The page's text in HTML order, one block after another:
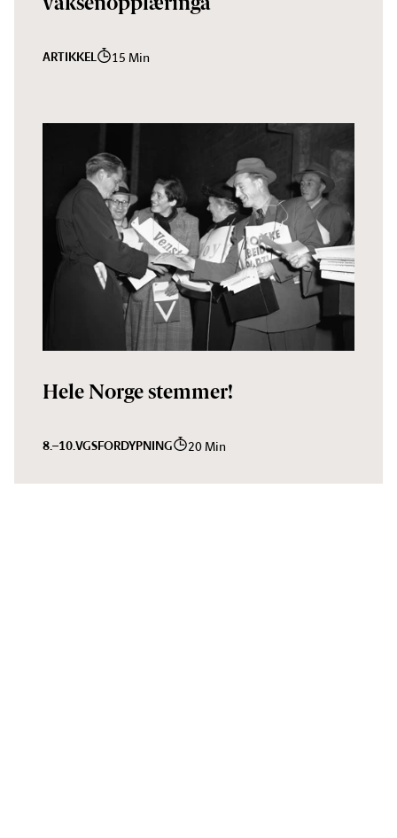
vaksenopplæringa
ARTIKKEL 15 Min
Hele Norge stemmer!
8.–10.VGSFORDYPNING 20 Min